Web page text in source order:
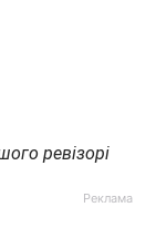
ревізорі